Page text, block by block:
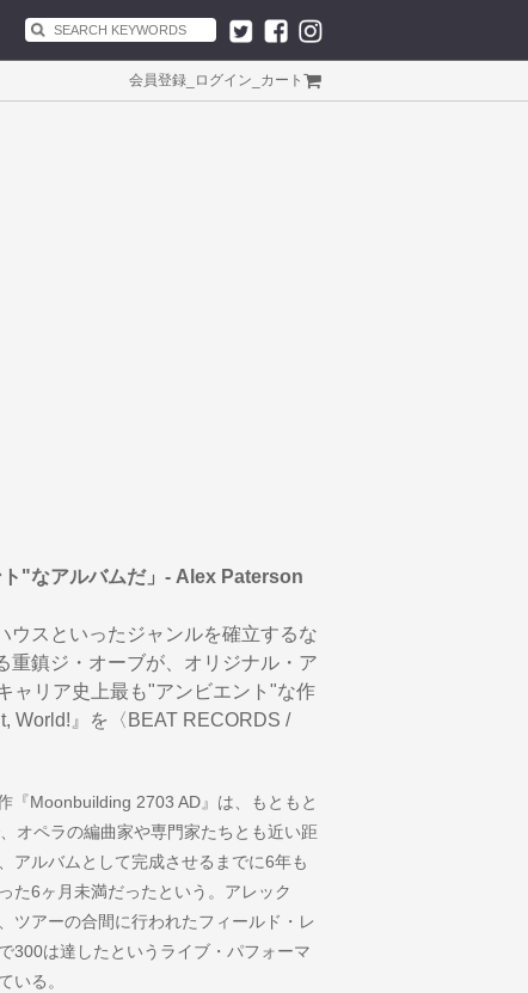
会員登録 ログイン カート
ト"なアルバムだ」- Alex Paterson
ウスといったジャンルを確立するな
重鎮ジ・オーブが、オリジナル・ア
ャリア史上最も"アンビエント"な作
World!』を〈BEAT RECORDS /
『Moonbuilding 2703 AD』は、もともと
オペラの編曲家や専門家たちとも近い距
アルバムとして完成させるまでに6年も
た6ヶ月未満だったという。アレック
ツアーの合間に行われたフィールド・レ
300は達したというライブ・パフォーマ
いる。